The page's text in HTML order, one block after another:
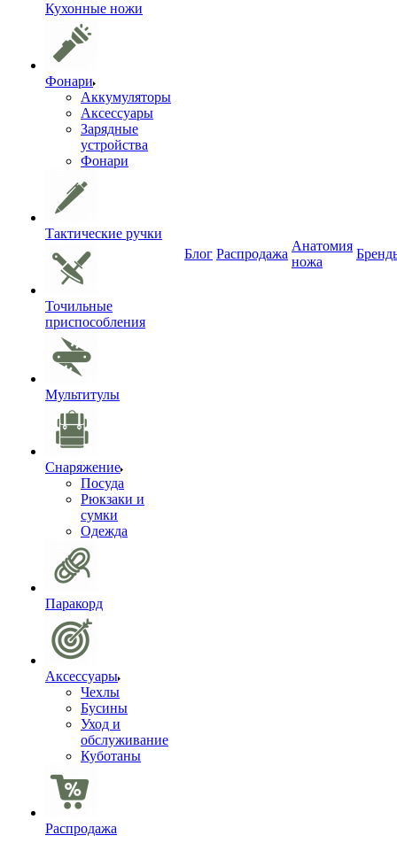
Кухонные ножи
Фонари
Аккумуляторы
Аксессуары
Зарядные
устройства
Фонари
Тактические ручки
Точильные
приспособления
Мультитулы
Снаряжение
Посуда
Рюкзаки и
сумки
Одежда
Паракорд
Аксессуары
Чехлы
Бусины
Уход и
обслуживание
Куботаны
Распродажа
Блог Распродажа
Анатомия
ножа